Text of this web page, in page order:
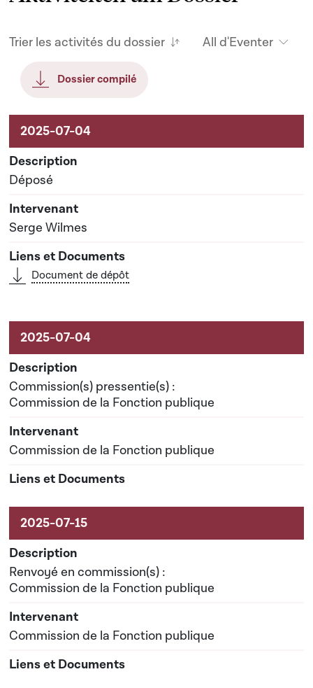
Trier les activités du dossier All d'Eventer
Dossier compilé
Aktivitéiten um Dossier
Déposé
Serge Wilmes
Document de dépôt
Commission(s) pressentie(s) :
Commission de la Fonction publique
Commission de la Fonction publique
Renvoyé en commission(s) :
Commission de la Fonction publique
Commission de la Fonction publique